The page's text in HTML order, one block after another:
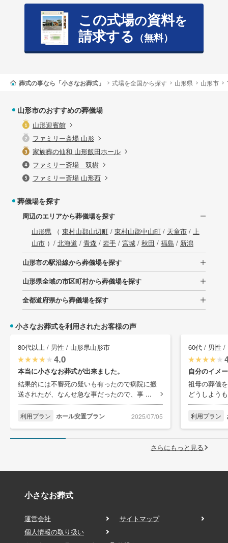
この式場の資料を
請求する （無料）
葬式の事なら「小さなお葬式」 式場を全国から探す 山形県 山形市
山形市のおすすめの葬儀場
山形迎賓館
ファミリー斎場 山形
家族葬の仙和 山形飯田ホール
ファミリー斎場 双樹
ファミリー斎場 山形西
葬儀場を探す
周辺のエリアから葬儀場を探す
山形県（ 東村山郡山辺町/ 東村山郡中山町/ 天童市/ 上
山市）/ 北海道 / 青森 / 岩手/ 宮城/ 秋田 / 福島 / 新潟
山形市の駅沿線から葬儀場を探す
山形県全域の市区町村から葬儀場を探す
全都道府県から葬儀場を探す
小さなお葬式を利用されたお客様の声
80代以上 / 男性 / 山形県山形市
4.0
本当に小さなお葬式が出来ました。
結果的には不審死の疑いも有ったので病院に搬
送されたが、なんせ急な事だったので、事 ...
利用プラン ホール安置プラン 2025/07/05
60代 / 男性 /
自分のイメ
祖母の葬儀
どうしよう
利用プラン
さらにもっと見る
小さなお葬式
運営会社
サイトマップ
個人情報の取り扱い